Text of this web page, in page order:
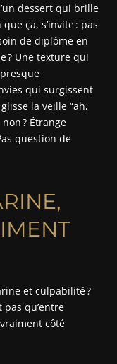
dessert qui brille
ça, s’invite : pas
de diplôme en
? Une texture qui
qui surgissent
la veille “ah,
? Étrange
question de
et culpabilité ?
qu’entre
côté